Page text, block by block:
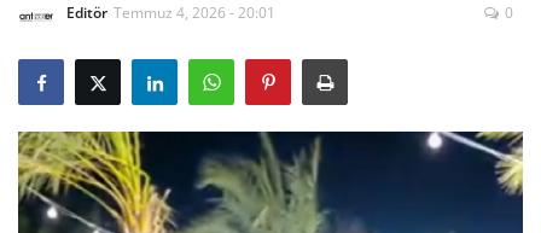
Çevre
Reklam ve İşbirliği
Editör Temmuz 4, 2026 - 20:01 0